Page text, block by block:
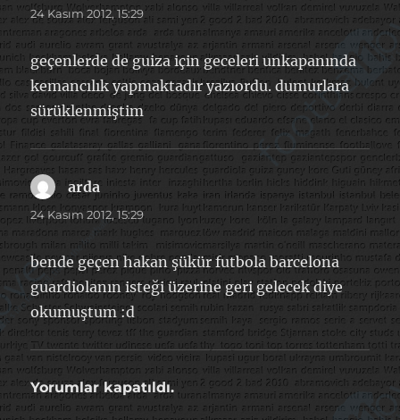
ki:
24 Kasım 2012, 15:29
geçenlerde de guiza için geceleri unkapanında
kemancılık yapmaktadır yazıordu. dumurlara
sürüklenmiştim
ardadedi
ki:
24 Kasım 2012, 15:29
bende geçen hakan şükür futbola barcelona
guardiolanın isteği üzerine geri gelecek diye
okumuştum :d
Yorumlar kapatıldı.